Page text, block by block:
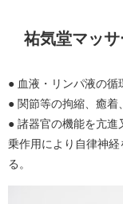
祐気堂マッ
● 血液・リンパ液の循
● 関節等の拘縮、癒着
● 諸器官の機能を亢進
乗作用により自律神
る。